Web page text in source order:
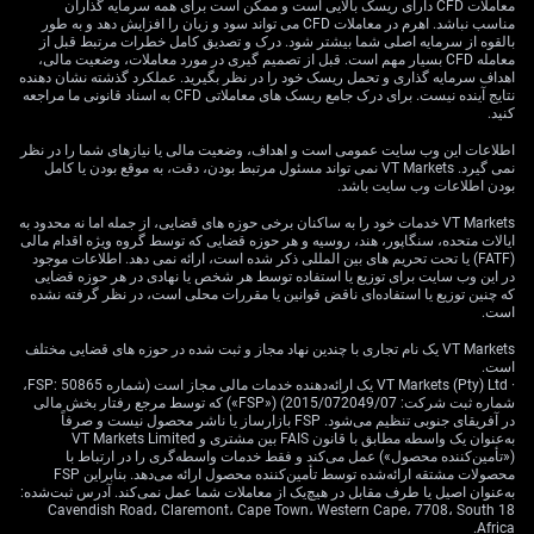
در نهایت، باید انتظار «فرار به سمت دارایی امن» را داشت؛
رفتاری که معمولاً به نفع فلزات گران‌بهاست. طلا اکنون
بیشتر جهانی می‌تواند آن را به رکوردهای تازه نزدیک کند.
گرفتن موقعیت خرید در «قراردادهای آتی طلا» (Gold
Futures: قرارداد استاندارد خرید/فروش در آینده با قیمت
مشخص) یا اختیار خرید روی ETFهای طلا، راهی مستقیم
برای بهره‌بردن از افزایش تقاضای سرمایه‌گذاران برای
دارایی‌های امن است.
معاملات CFD دارای ریسک بالایی است و ممکن است برای همه سرمایه گذاران
مناسب نباشد. اهرم در معاملات CFD می تواند سود و زیان را افزایش دهد و به طور
بالقوه از سرمایه اصلی شما بیشتر شود. درک و تصدیق کامل خطرات مرتبط قبل از
معامله CFD بسیار مهم است. قبل از تصمیم گیری در مورد معاملات، وضعیت مالی،
اهداف سرمایه گذاری و تحمل ریسک خود را در نظر بگیرید. عملکرد گذشته نشان دهنده
نتایج آینده نیست. برای درک جامع ریسک های معاملاتی CFD به اسناد قانونی ما مراجعه
کنید.
اطلاعات این وب سایت عمومی است و اهداف، وضعیت مالی یا نیازهای شما را در نظر
نمی گیرد. VT Markets نمی تواند مسئول مرتبط بودن، دقت، به موقع بودن یا کامل
بودن اطلاعات وب سایت باشد.
VT Markets خدمات خود را به ساکنان برخی حوزه های قضایی، از جمله اما نه محدود به
ایالات متحده، سنگاپور، هند، روسیه و هر حوزه قضایی که توسط گروه ویژه اقدام مالی
(FATF) یا تحت تحریم های بین المللی ذکر شده است، ارائه نمی دهد. اطلاعات موجود
در این وب سایت برای توزیع یا استفاده توسط هر شخص یا نهادی در هر حوزه قضایی
که چنین توزیع یا استفاده‌ای ناقض قوانین یا مقررات محلی است، در نظر گرفته نشده
است.
VT Markets یک نام تجاری با چندین نهاد مجاز و ثبت شده در حوزه های قضایی مختلف
است.
· VT Markets (Pty) Ltd یک ارائه‌دهنده خدمات مالی مجاز است (شماره FSP: 50865،
شماره ثبت شرکت: 2015/072049/07) («FSP») که توسط مرجع رفتار بخش مالی
در آفریقای جنوبی تنظیم می‌شود. FSP بازارساز یا ناشر محصول نیست و صرفاً
به‌عنوان یک واسطه مطابق با قانون FAIS بین مشتری و VT Markets Limited
(«تأمین‌کننده محصول») عمل می‌کند و فقط خدمات واسطه‌گری را در ارتباط با
محصولات مشتقه ارائه‌شده توسط تأمین‌کننده محصول ارائه می‌دهد. بنابراین FSP
به‌عنوان اصیل یا طرف مقابل در هیچ‌یک از معاملات شما عمل نمی‌کند. آدرس ثبت‌شده:
18 Cavendish Road، Claremont، Cape Town، Western Cape، 7708، South
Africa.